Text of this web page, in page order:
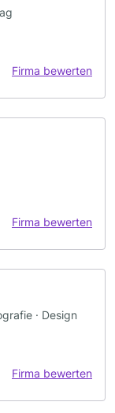
Firma bewerten
Firma bewerten
· Design
Firma bewerten